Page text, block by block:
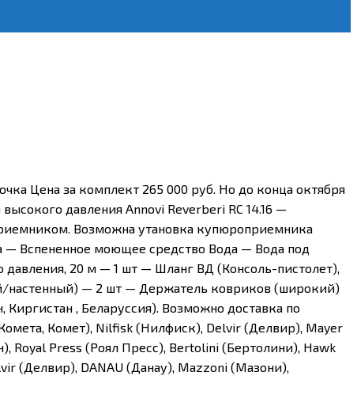
Цена за комплект 265 000 руб. Но до конца октября
давления Annovi Reverberi RC 14.16 —
Возможна утановка купюроприемника
Вспененное моющее средство Вода — Вода под
20 м — 1 шт — Шланг ВД (Консоль-пистолет),
настенный) — 2 шт — Держатель ковриков (широкий)
, Беларуссия). Возможно доставка по
Комет), Nilfisk (Нилфиск), Delvir (Делвир), Mayer
Royal Press (Роял Пресс), Bertolini (Бертолини), Hawk
(Делвир), DANAU (Данау), Mazzoni (Мазони),